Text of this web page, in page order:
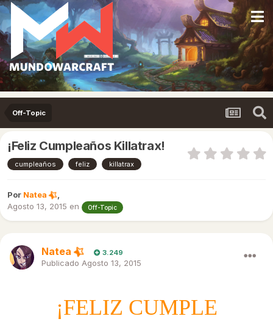
Off-Topic
¡Feliz Cumpleaños Killatrax!
cumpleaños feliz killatrax
Por Natea
,
Agosto 13, 2015 en Off-Topic
Natea 3.249
Publicado Agosto 13, 2015
¡FELIZ CUMPLE